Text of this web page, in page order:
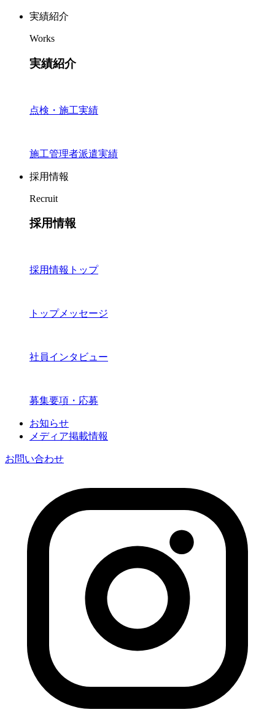
実績紹介
Works
実績紹介
点検・施工実績
施工管理者派遣実績
採用情報
Recruit
採用情報
採用情報トップ
トップメッセージ
社員インタビュー
募集要項・応募
お知らせ
メディア掲載情報
お問い合わせ